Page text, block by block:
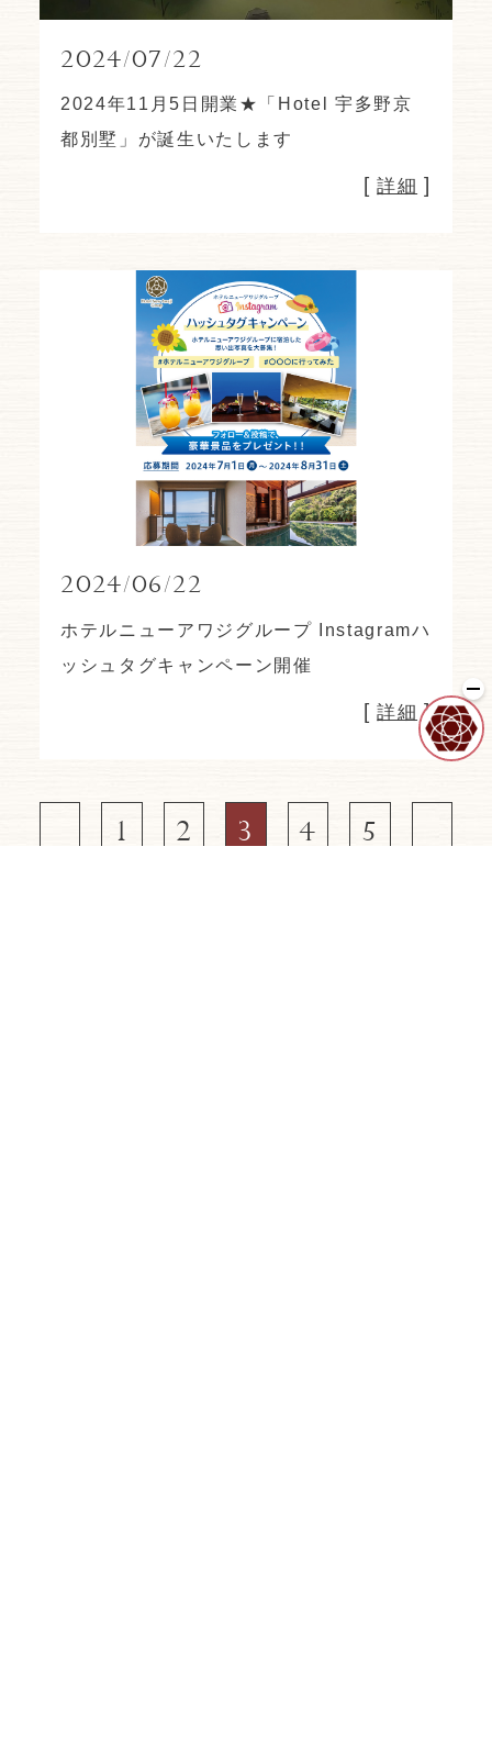
2024/07/22
2024年11月5日開業★「Hotel 宇多野京
都別墅」が誕生いたします
[詳細 ]
2024/06/22
ホテルニューアワジグループ Instagramハ
ッシュタグキャンペーン開催
[詳細 ]
1 2 3 4 5